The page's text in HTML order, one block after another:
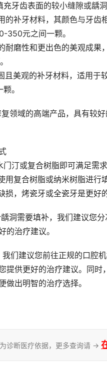
牙齿表面的较小缝隙或龋
的补牙材料，其颜色与牙
350元之间一颗。
耐磨性和更出色的美观成
且美观的补牙材料，适用
。
汀或复合树脂即可满足需
复合树脂或纳米树脂进行
，烤瓷牙或全瓷牙是更好
的治疗建议。
提供更好的治疗建议。同时
做出明智的治疗选择。
诊断医疗依据，更多查询请 →